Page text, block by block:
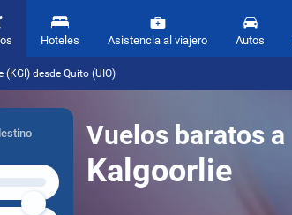
Hoteles Asistencia al viajero Autos
desde Quito (UIO)
Vuelos baratos a
Kalgoorlie